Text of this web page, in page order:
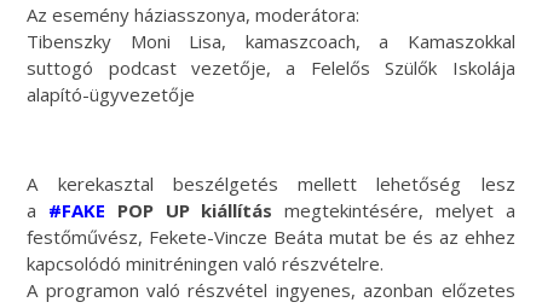
Az esemény háziasszonya, moderátora:
Tibenszky Moni Lisa, kamaszcoach, a Kamaszokkal
suttogó podcast vezetője, a Felelős Szülők Iskolája
alapító-ügyvezetője
A kerekasztal beszélgetés mellett lehetőség lesz
a #FAKE POP UP kiállítás megtekintésére, melyet a
festőművész, Fekete-Vincze Beáta mutat be és az ehhez
kapcsolódó minitréningen való részvételre.
A programon való részvétel ingyenes, azonban előzetes